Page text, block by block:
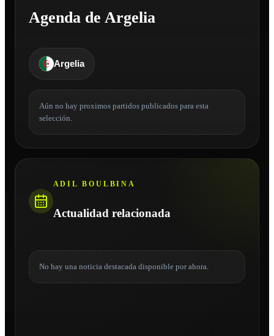
Agenda de Argelia
Argelia
Aún no hay proximos partidos publicados para esta
selección.
ADIL BOULBINA
Actualidad relacionada
No hay una noticia destacada disponible por ahora.